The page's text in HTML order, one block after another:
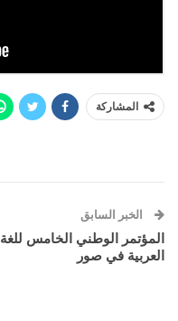
المشاركة
الخبر السابق
المؤتمر الوطني الخامس للغة
العربية في صور